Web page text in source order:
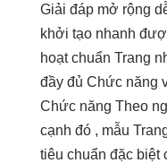
Giải đáp mở rộng
khởi tạo nhanh
hoạtchuẩn Trang
đầy đủ Chức năng
Chức năng Theo
cạnh đó , mẫu
tiêu chuẩn đặc biệt